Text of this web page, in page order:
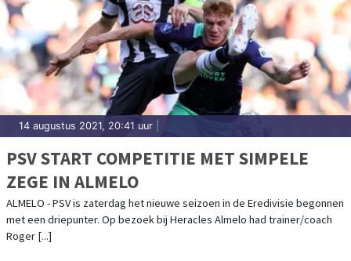
14 augustus 2021, 20:41 uur
PSV START COMPETITIE MET SIMPELE
ZEGE IN ALMELO
ALMELO - PSV is zaterdag het nieuwe seizoen in de Eredivisie begonnen
met een driepunter. Op bezoek bij Heracles Almelo had trainer/coach
Roger [...]